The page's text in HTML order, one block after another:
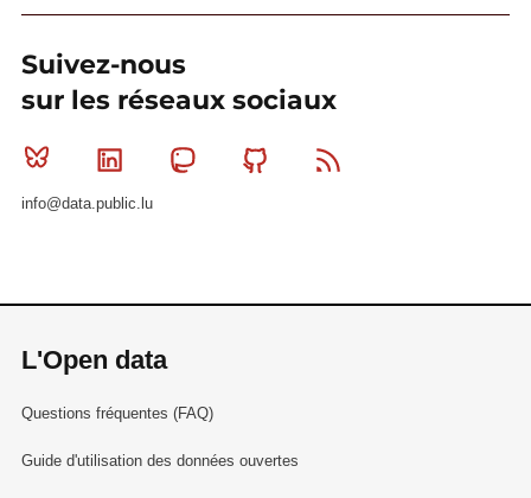
Suivez-nous
sur les réseaux sociaux
Bluesky Linkedin MastodonGithub
info@data.public.lu
L'Open data
Questions fréquentes (FAQ)
Guide d'utilisation des données ouvertes